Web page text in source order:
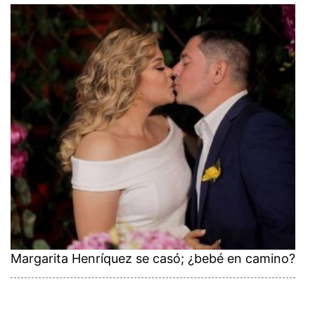
Margarita Henríquez se casó; ¿bebé en camino?